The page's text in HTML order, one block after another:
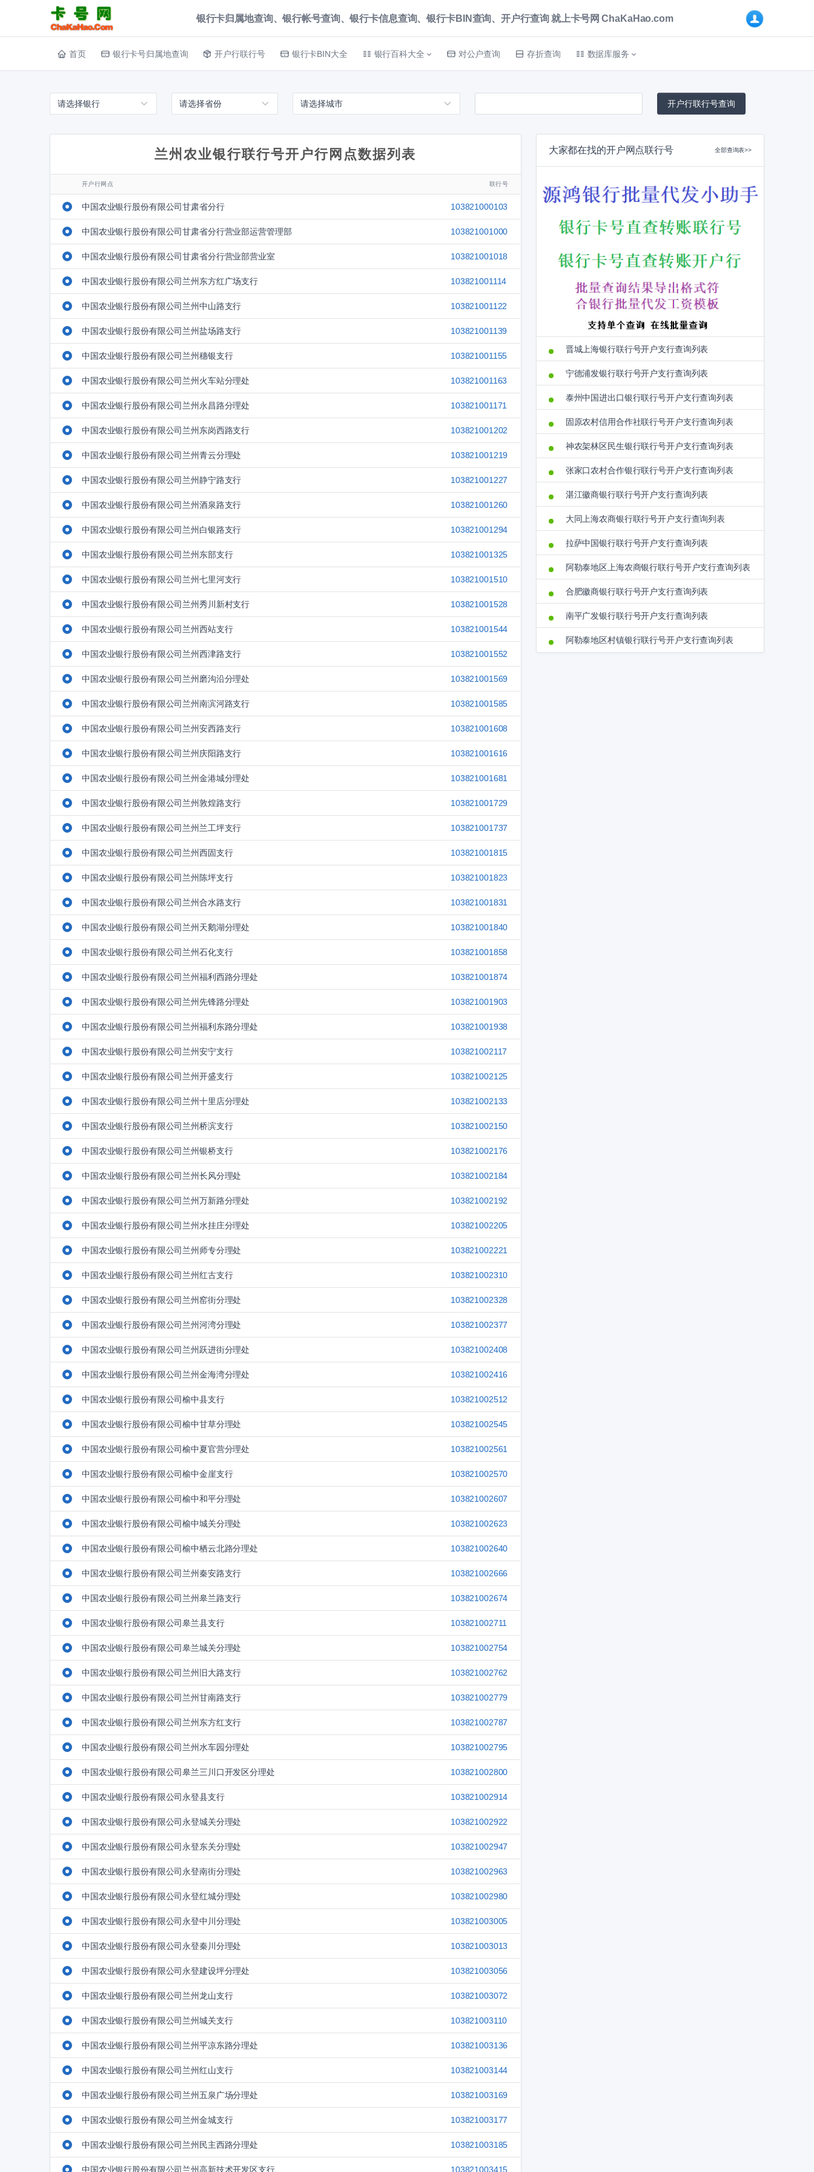
银行卡归属地查询、银行帐号查询、银行卡信息查询、银行卡BIN查询、开户行查询 就上卡号网 ChaKaHao.com
首页 银行卡号归属地查询 开户行联行号 银行卡BIN大全 银行百科大全 对公户查询 存折查询 数据库服务
兰州农业银行联行号开户行网点数据列表
开户行网点 联行号
中国农业银行股份有限公司甘肃省分行 103821000103
中国农业银行股份有限公司甘肃省分行营业部运营管理部 103821001000
中国农业银行股份有限公司甘肃省分行营业部营业室 103821001018
中国农业银行股份有限公司兰州东方红广场支行 103821001114
中国农业银行股份有限公司兰州中山路支行 103821001122
中国农业银行股份有限公司兰州盐场路支行 103821001139
中国农业银行股份有限公司兰州穗银支行 103821001155
中国农业银行股份有限公司兰州火车站分理处 103821001163
中国农业银行股份有限公司兰州永昌路分理处 103821001171
中国农业银行股份有限公司兰州东岗西路支行 103821001202
中国农业银行股份有限公司兰州青云分理处 103821001219
中国农业银行股份有限公司兰州静宁路支行 103821001227
中国农业银行股份有限公司兰州酒泉路支行 103821001260
中国农业银行股份有限公司兰州白银路支行 103821001294
中国农业银行股份有限公司兰州东部支行 103821001325
中国农业银行股份有限公司兰州七里河支行 103821001510
中国农业银行股份有限公司兰州秀川新村支行 103821001528
中国农业银行股份有限公司兰州西站支行 103821001544
中国农业银行股份有限公司兰州西津路支行 103821001552
中国农业银行股份有限公司兰州磨沟沿分理处 103821001569
中国农业银行股份有限公司兰州南滨河路支行 103821001585
中国农业银行股份有限公司兰州安西路支行 103821001608
中国农业银行股份有限公司兰州庆阳路支行 103821001616
中国农业银行股份有限公司兰州金港城分理处 103821001681
中国农业银行股份有限公司兰州敦煌路支行 103821001729
中国农业银行股份有限公司兰州兰工坪支行 103821001737
中国农业银行股份有限公司兰州西固支行 103821001815
中国农业银行股份有限公司兰州陈坪支行 103821001823
中国农业银行股份有限公司兰州合水路支行 103821001831
中国农业银行股份有限公司兰州天鹅湖分理处 103821001840
中国农业银行股份有限公司兰州石化支行 103821001858
中国农业银行股份有限公司兰州福利西路分理处 103821001874
中国农业银行股份有限公司兰州先锋路分理处 103821001903
中国农业银行股份有限公司兰州福利东路分理处 103821001938
中国农业银行股份有限公司兰州安宁支行 103821002117
中国农业银行股份有限公司兰州开盛支行 103821002125
中国农业银行股份有限公司兰州十里店分理处 103821002133
中国农业银行股份有限公司兰州桥滨支行 103821002150
中国农业银行股份有限公司兰州银桥支行 103821002176
中国农业银行股份有限公司兰州长风分理处 103821002184
中国农业银行股份有限公司兰州万新路分理处 103821002192
中国农业银行股份有限公司兰州水挂庄分理处 103821002205
中国农业银行股份有限公司兰州师专分理处 103821002221
中国农业银行股份有限公司兰州红古支行 103821002310
中国农业银行股份有限公司兰州窑街分理处 103821002328
中国农业银行股份有限公司兰州河湾分理处 103821002377
中国农业银行股份有限公司兰州跃进街分理处 103821002408
中国农业银行股份有限公司兰州金海湾分理处 103821002416
中国农业银行股份有限公司榆中县支行 103821002512
中国农业银行股份有限公司榆中甘草分理处 103821002545
中国农业银行股份有限公司榆中夏官营分理处 103821002561
中国农业银行股份有限公司榆中金崖支行 103821002570
中国农业银行股份有限公司榆中和平分理处 103821002607
中国农业银行股份有限公司榆中城关分理处 103821002623
中国农业银行股份有限公司榆中栖云北路分理处 103821002640
中国农业银行股份有限公司兰州秦安路支行 103821002666
中国农业银行股份有限公司兰州皋兰路支行 103821002674
中国农业银行股份有限公司皋兰县支行 103821002711
中国农业银行股份有限公司皋兰城关分理处 103821002754
中国农业银行股份有限公司兰州旧大路支行 103821002762
中国农业银行股份有限公司兰州甘南路支行 103821002779
中国农业银行股份有限公司兰州东方红支行 103821002787
中国农业银行股份有限公司兰州水车园分理处 103821002795
中国农业银行股份有限公司皋兰三川口开发区分理处 103821002800
中国农业银行股份有限公司永登县支行 103821002914
中国农业银行股份有限公司永登城关分理处 103821002922
中国农业银行股份有限公司永登东关分理处 103821002947
中国农业银行股份有限公司永登南街分理处 103821002963
中国农业银行股份有限公司永登红城分理处 103821002980
中国农业银行股份有限公司永登中川分理处 103821003005
中国农业银行股份有限公司永登秦川分理处 103821003013
中国农业银行股份有限公司永登建设坪分理处 103821003056
中国农业银行股份有限公司兰州龙山支行 103821003072
中国农业银行股份有限公司兰州城关支行 103821003110
中国农业银行股份有限公司兰州平凉东路分理处 103821003136
中国农业银行股份有限公司兰州红山支行 103821003144
中国农业银行股份有限公司兰州五泉广场分理处 103821003169
中国农业银行股份有限公司兰州金城支行 103821003177
中国农业银行股份有限公司兰州民主西路分理处 103821003185
中国农业银行股份有限公司兰州高新技术开发区支行 103821003415
大家都在找的开户网点联行号 全部查询表>>
晋城上海银行联行号开户支行查询列表
宁德浦发银行联行号开户支行查询列表
泰州中国进出口银行联行号开户支行查询列表
固原农村信用合作社联行号开户支行查询列表
神农架林区民生银行联行号开户支行查询列表
张家口农村合作银行联行号开户支行查询列表
湛江徽商银行联行号开户支行查询列表
大同上海农商银行联行号开户支行查询列表
拉萨中国银行联行号开户支行查询列表
阿勒泰地区上海农商银行联行号开户支行查询列表
合肥徽商银行联行号开户支行查询列表
南平广发银行联行号开户支行查询列表
阿勒泰地区村镇银行联行号开户支行查询列表